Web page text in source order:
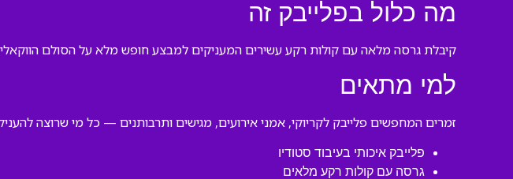
מה כלול בפלייבק זה
קיבלת גרסה מלאה עם קולות רקע עשירים המעניקים למבצע חופש מלא על הסולם הווקאלי.
למי מתאים
זמרים המחפשים פלייבק לקריוקי, אמני אירועים, מגישים ותרבותנים — כל מי שרוצה
פלייבק איכותי בעיבוד סטודיו
גרסה עם קולות רקע מלאים